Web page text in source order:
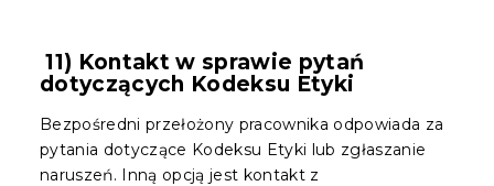
11) Kontakt w sprawie pytań
dotyczących Kodeksu Etyki
Bezpośredni przełożony pracownika odpowiada za
pytania dotyczące Kodeksu Etyki lub zgłaszanie
naruszeń. Inną opcją jest kontakt z